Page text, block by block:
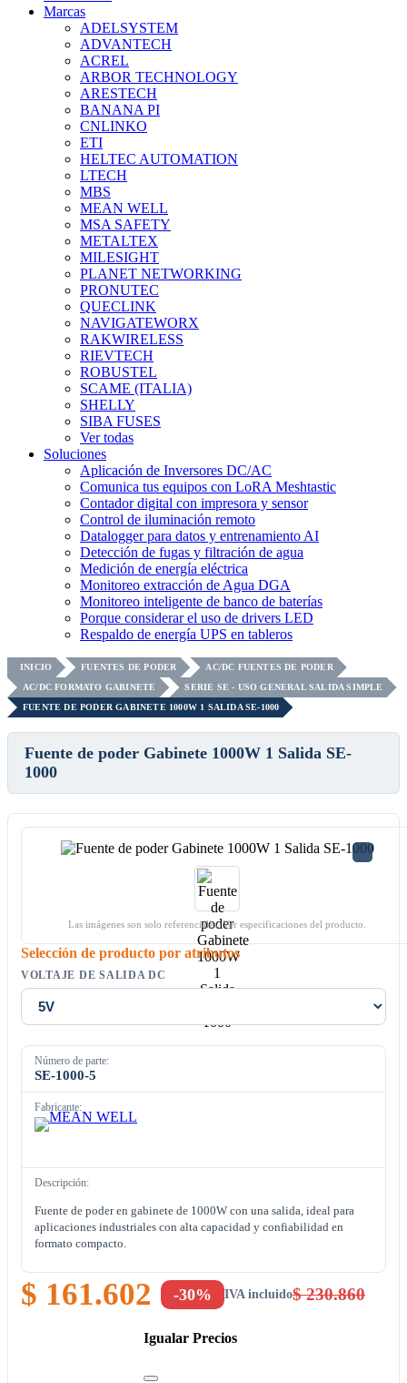
Marcas
ADELSYSTEM
ADVANTECH
ACREL
ARBOR TECHNOLOGY
ARESTECH
BANANA PI
CNLINKO
ETI
HELTEC AUTOMATION
LTECH
MBS
MEAN WELL
MSA SAFETY
METALTEX
MILESIGHT
PLANET NETWORKING
PRONUTEC
QUECLINK
NAVIGATEWORX
RAKWIRELESS
RIEVTECH
ROBUSTEL
SCAME (ITALIA)
SHELLY
SIBA FUSES
Ver todas
Soluciones
Aplicación de Inversores DC/AC
Comunica tus equipos con LoRA Meshtastic
Contador digital con impresora y sensor
Control de iluminación remoto
Datalogger para datos y entrenamiento AI
Detección de fugas y filtración de agua
Medición de energía eléctrica
Monitoreo extracción de Agua DGA
Monitoreo inteligente de banco de baterías
Porque considerar el uso de drivers LED
Respaldo de energía UPS en tableros
INICIO FUENTES DE PODER
AC/DC FUENTES DE PODER
AC/DC FORMATO GABINETE
SERIE SE - USO GENERAL SALIDA SIMPLE
FUENTE DE PODER GABINETE 1000W 1 SALIDA SE-1000
Fuente de poder Gabinete 1000W 1 Salida SE-
1000
Las imágenes son solo referenciales. Ver especificaciones del producto.
Selección de producto por atributos
VOLTAJE DE SALIDA DC
Número de parte:
SE-1000-5
Fabricante:
Descripción:
Fuente de poder en gabinete de 1000W con una salida, ideal para
aplicaciones industriales con alta capacidad y confiabilidad en
formato compacto.
$ 161.602 -30% IVA incluido$ 230.860
Igualar Precios